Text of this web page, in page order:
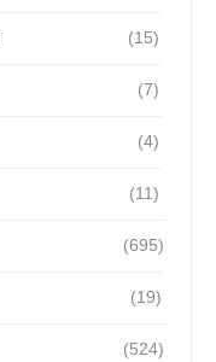
(15)
(7)
(4)
(11)
(695)
(19)
(524)